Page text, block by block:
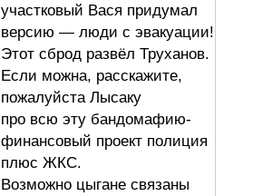
участковый Вася придумал
версию — люди с эвакуации!
Этот сброд развёл Труханов.
Если можна, расскажите,
пожалуйста Лысаку
про всю эту бандомафию-
финансовый проект полиция
плюс ЖКС.
Возможно цыгане связаны